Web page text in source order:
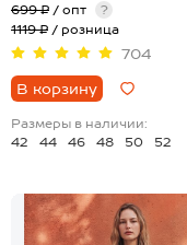
699 ₽ / опт
?
1119 ₽ / розница
704
В корзину
Размеры в наличии:
42
44 46 48 50 52